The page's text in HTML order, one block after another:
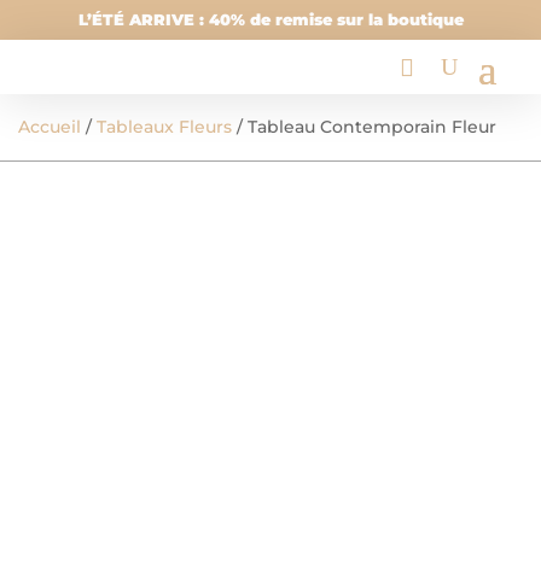
L’ÉTÉ ARRIVE : 40% de remise sur la boutique
Accueil /Tableaux Fleurs / Tableau Contemporain Fleur